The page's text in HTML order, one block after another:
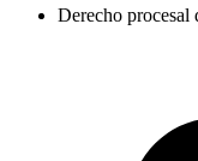
Derecho procesal